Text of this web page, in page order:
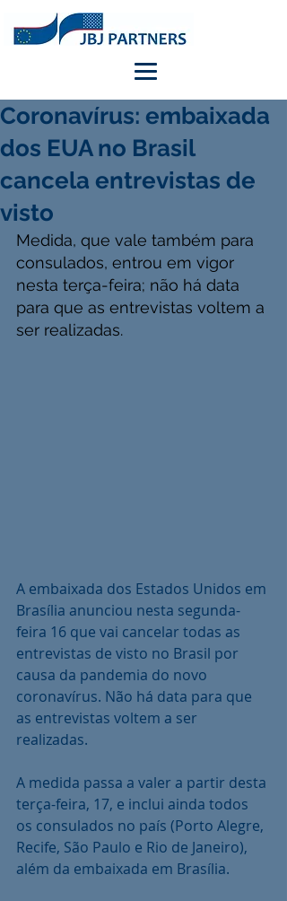
Coronavírus: embaixada
dos EUA no Brasil
cancela entrevistas de
visto
Medida, que vale também para
consulados, entrou em vigor
nesta terça-feira; não há data
para que as entrevistas voltem a
ser realizadas.
A embaixada dos Estados Unidos em
Brasília anunciou nesta segunda-
feira 16 que vai cancelar todas as
entrevistas de visto no Brasil por
causa da pandemia do novo
coronavírus. Não há data para que
as entrevistas voltem a ser
realizadas.
A medida passa a valer a partir desta
terça-feira, 17, e inclui ainda todos
os consulados no país (Porto Alegre,
Recife, São Paulo e Rio de Janeiro),
além da embaixada em Brasília.